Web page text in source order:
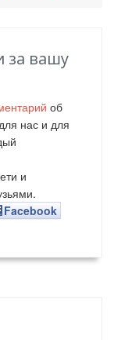
за вашу
об
нас и для
и
Facebook